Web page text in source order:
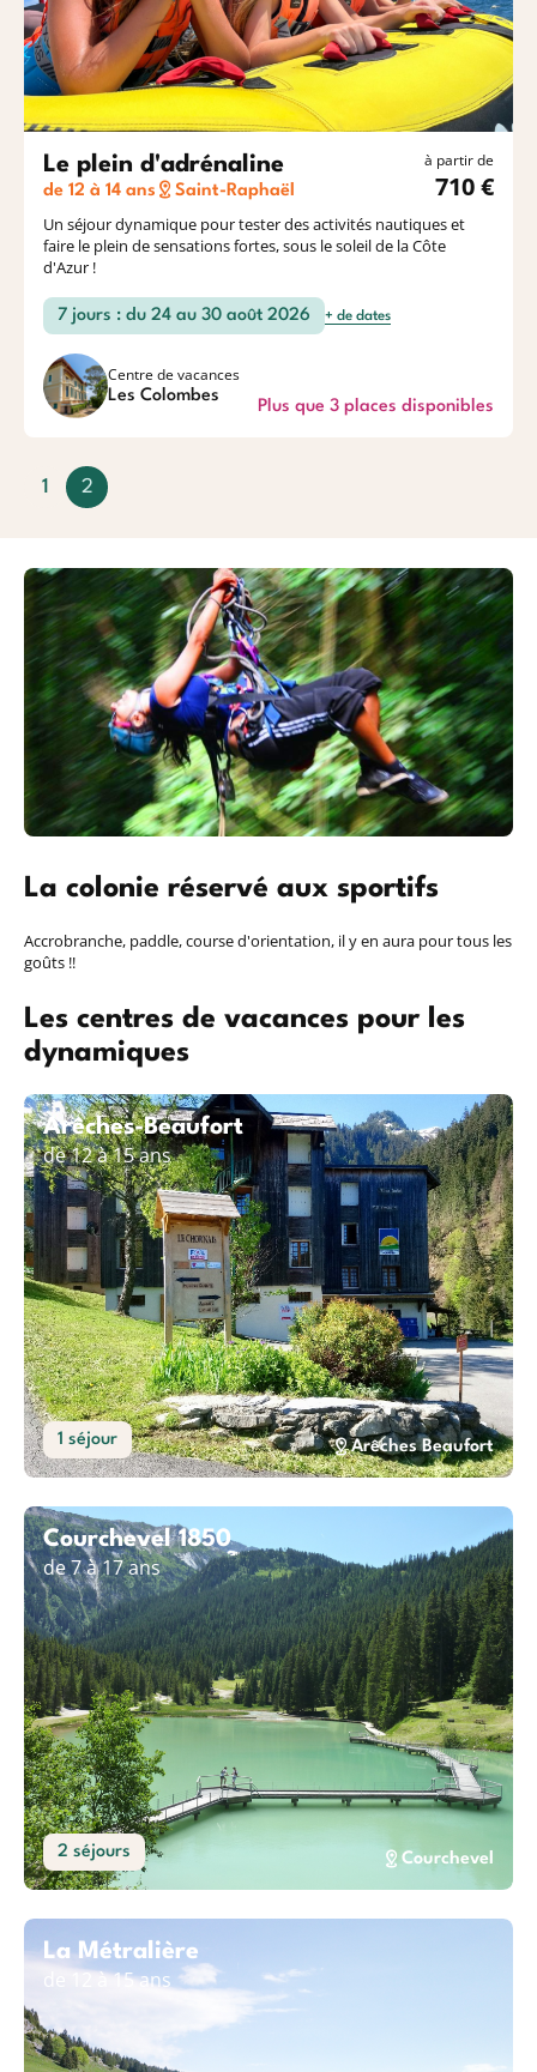
Le plein d'adrénaline
de 12 à 14 ans Saint-Raphaël
à partir de
710 €
Un séjour dynamique pour tester des activités nautiques et
faire le plein de sensations fortes, sous le soleil de la Côte
d'Azur !
7 jours : du 24 au 30 août 2026 + de dates
Centre de vacances
Les Colombes
Plus que 3 places disponibles
1 2
r
e
n
t
La colonie réservé aux sportifs
Accrobranche, paddle, course d'orientation, il y en aura pour tous les
goûts !!
Les centres de vacances pour les
dynamiques
Arêches-Beaufort
de 12 à 15 ans
1 séjour Arêches Beaufort
Courchevel 1850
de 7 à 17 ans
2 séjours Courchevel
La Métralière
de 12 à 15 ans